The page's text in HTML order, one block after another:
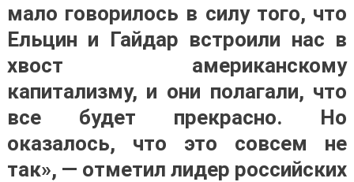
мало говорилось в силу того, что
Ельцин и Гайдар встроили нас в
хвост американскому
капитализму, и они полагали, что
все будет прекрасно. Но
оказалось, что это совсем не
так», — отметил лидер российских